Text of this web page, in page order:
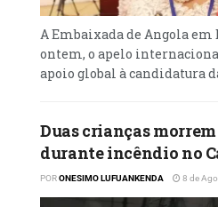
A Embaixada de Angola em
ontem, o apelo
apoio global à candidatura
Duas crianças
durante incêndio no
PORONESIMO LUFUANKENDA 8 de